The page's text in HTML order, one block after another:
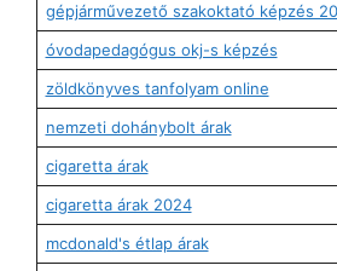
gépjárművezető szakoktató képzés
óvodapedagógus okj-s képzés
zöldkönyves tanfolyam online
nemzeti dohánybolt árak
cigaretta árak
cigaretta árak 2024
mcdonald's étlap árak